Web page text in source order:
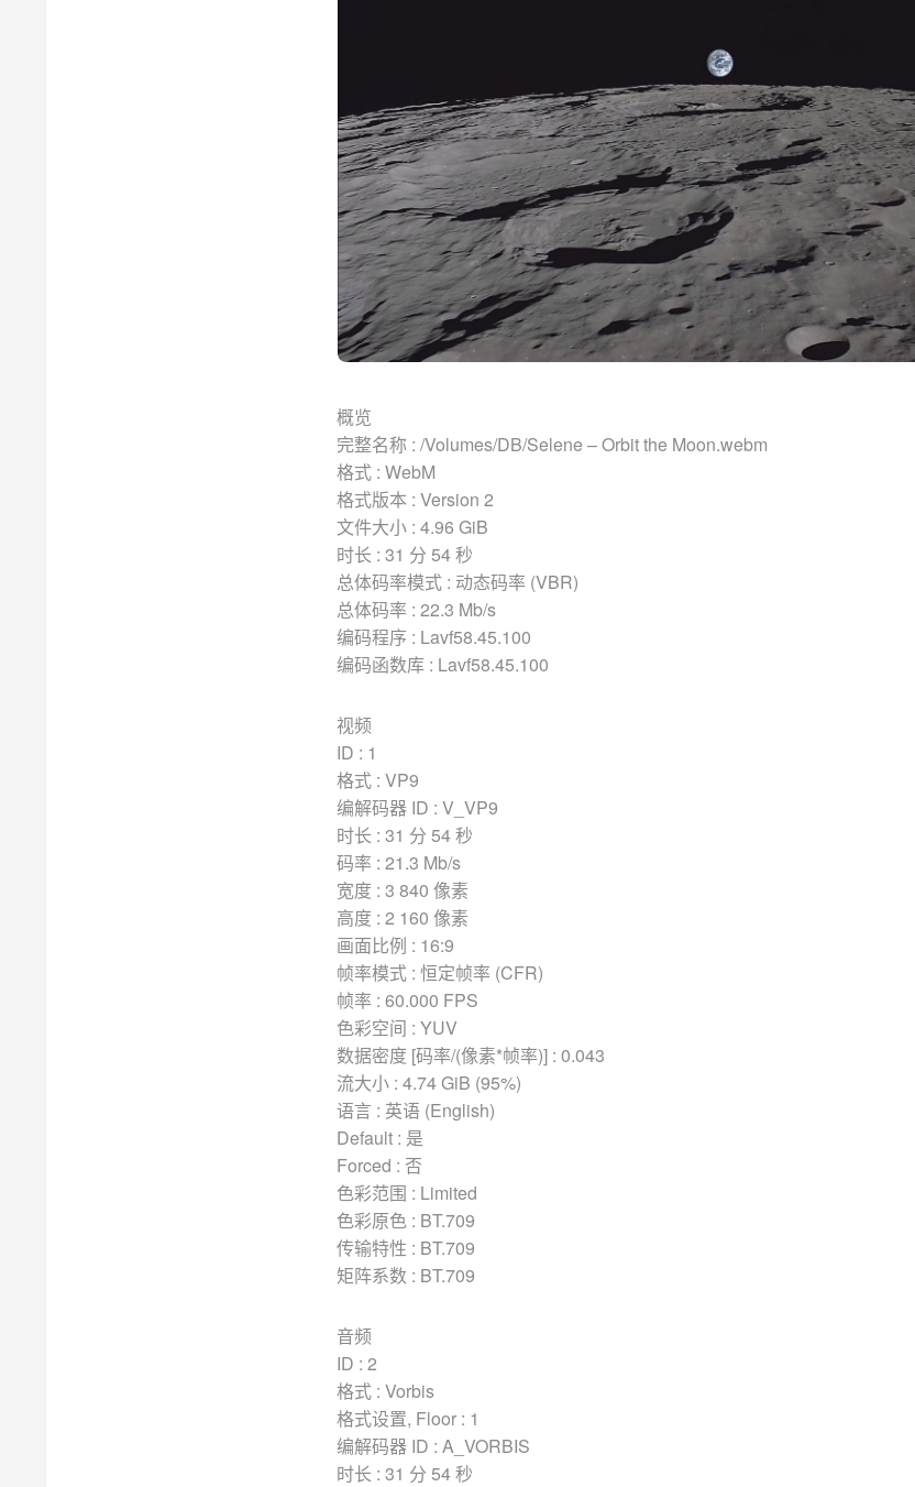
概览
完整名称 : /Volumes/DB/Selene – Orbit the Moon.webm
格式 : WebM
格式版本 : Version 2
文件大小 : 4.96 GiB
时长 : 31 分 54 秒
总体码率模式 : 动态码率 (VBR)
总体码率 : 22.3 Mb/s
编码程序 : Lavf58.45.100
编码函数库 : Lavf58.45.100
视频
ID : 1
格式 : VP9
编解码器 ID : V_VP9
时长 : 31 分 54 秒
码率 : 21.3 Mb/s
宽度 : 3 840 像素
高度 : 2 160 像素
画面比例 : 16:9
帧率模式 : 恒定帧率 (CFR)
帧率 : 60.000 FPS
色彩空间 : YUV
数据密度 [码率/(像素*帧率)] : 0.043
流大小 : 4.74 GiB (95%)
语言 : 英语 (English)
Default : 是
Forced : 否
色彩范围 : Limited
色彩原色 : BT.709
传输特性 : BT.709
矩阵系数 : BT.709
音频
ID : 2
格式 : Vorbis
格式设置, Floor : 1
编解码器 ID : A_VORBIS
时长 : 31 分 54 秒